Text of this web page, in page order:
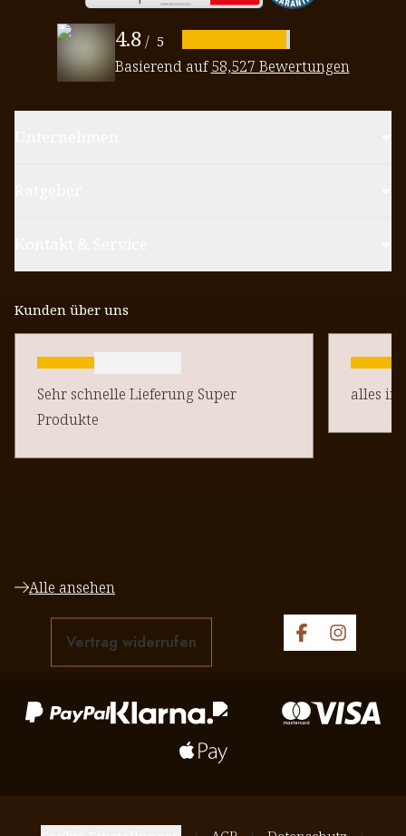
4.8 / 5
Basierend auf58,527 Bewertungen
Kunden über uns
Sehr schnelle Lieferung Super
Produkte
alles in
Alle ansehen
Vertrag widerrufen